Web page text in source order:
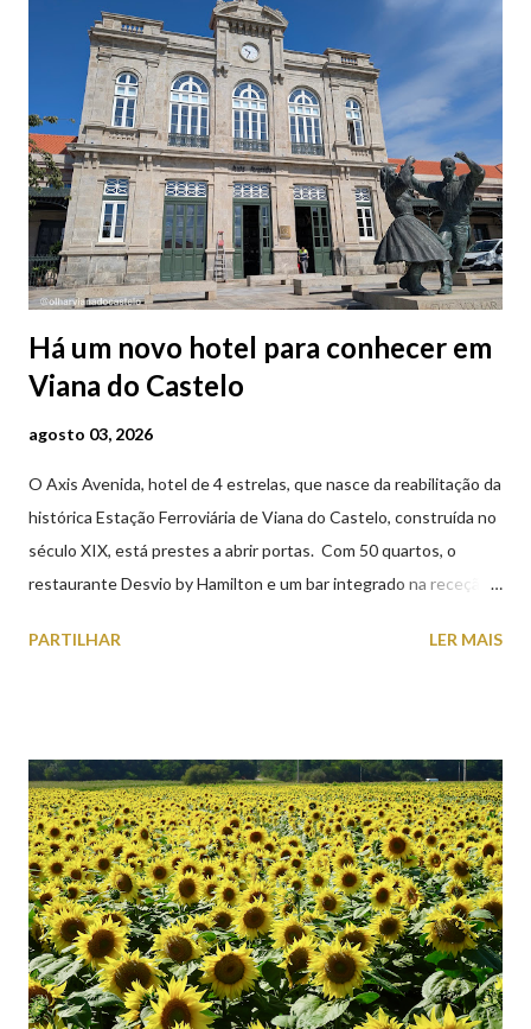
Há um novo hotel para conhecer em
Viana do Castelo
agosto 03, 2026
O Axis Avenida, hotel de 4 estrelas, que nasce da reabilitação da
histórica Estação Ferroviária de Viana do Castelo, construída no
século XIX, está prestes a abrir portas. Com 50 quartos, o
restaurante Desvio by Hamilton e um bar integrado na receção,
peças históricas cedidas pela IP Património que homenageiam a
PARTILHAR LER MAIS